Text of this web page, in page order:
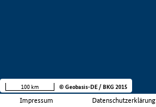
Impressum Datenschutzerklärung
100 km © Geobasis-DE / BKG 2015